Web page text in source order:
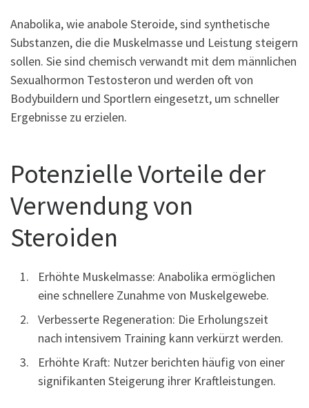
Anabolika, wie anabole Steroide, sind synthetische
Substanzen, die die Muskelmasse und Leistung steigern
sollen. Sie sind chemisch verwandt mit dem männlichen
Sexualhormon Testosteron und werden oft von
Bodybuildern und Sportlern eingesetzt, um schneller
Ergebnisse zu erzielen.
Potenzielle Vorteile der
Verwendung von
Steroiden
Erhöhte Muskelmasse: Anabolika ermöglichen
eine schnellere Zunahme von Muskelgewebe.
Verbesserte Regeneration: Die Erholungszeit
nach intensivem Training kann verkürzt werden.
Erhöhte Kraft: Nutzer berichten häufig von einer
signifikanten Steigerung ihrer Kraftleistungen.